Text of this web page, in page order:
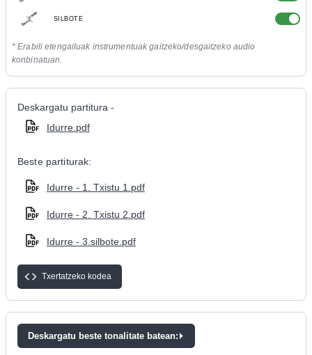
SILBOTE
* Erabili etengailuak instrumentuak gaitzeko/desgaitzeko audio
konbinatuan.
Deskargatu partitura -
Idurre.pdf
Beste partiturak:
Idurre - 1. Txistu 1.pdf
Idurre - 2. Txistu 2.pdf
Idurre - 3.silbote.pdf
Txertatzeko kodea
Deskargatu beste tonalitate batean: